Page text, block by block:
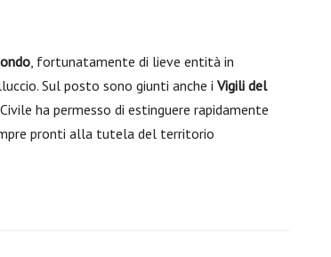
, fortunatamente di lieve entità in
Sul posto sono giunti anche i Vigili del
ha permesso di estinguere rapidamente
pronti alla tutela del territorio